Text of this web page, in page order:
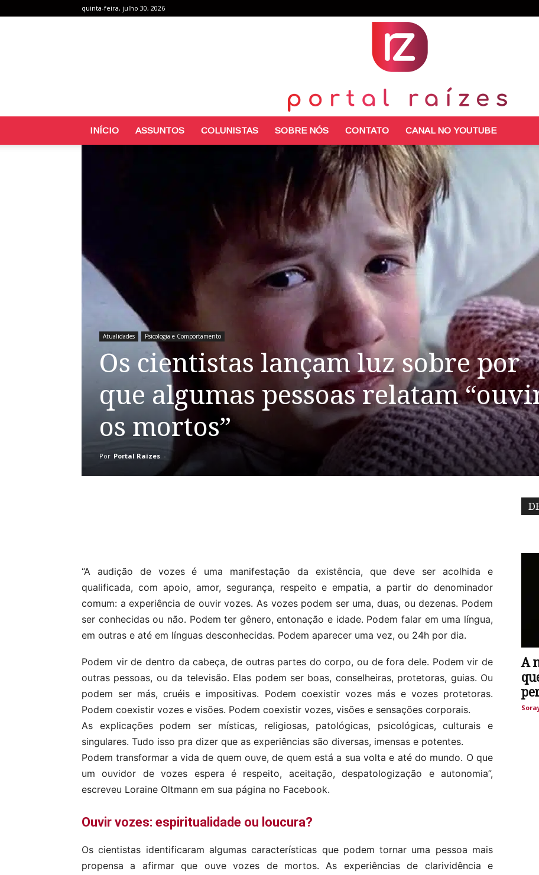
quinta-feira, julho 30, 2026
Portal
Raízes
INÍCIO ASSUNTOS COLUNISTAS SOBRE NÓS CONTATO CANAL NO YOUTUBE
Atualidades Psicologia e Comportamento
Os cientistas lançam luz sobre por
que algumas pessoas relatam
os mortos”
Por Portal Raízes -
“A audição de vozes é uma manifestação da existência, que deve ser acolhida e
qualificada, com apoio, amor, segurança, respeito e empatia, a partir do denominador
comum: a experiência de ouvir vozes. As vozes podem ser uma, duas, ou dezenas. Podem
ser conhecidas ou não. Podem ter gênero, entonação e idade. Podem falar em uma língua,
em outras e até em línguas desconhecidas. Podem aparecer uma vez, ou 24h por dia.
Podem vir de dentro da cabeça, de outras partes do corpo, ou de fora dele. Podem vir de
outras pessoas, ou da televisão. Elas podem ser boas, conselheiras, protetoras, guias. Ou
podem ser más, cruéis e impositivas. Podem coexistir vozes más e vozes protetoras.
Podem coexistir vozes e visões. Podem coexistir vozes, visões e sensações corporais.
As explicações podem ser místicas, religiosas, patológicas, psicológicas, culturais e
singulares. Tudo isso pra dizer que as experiências são diversas, imensas e potentes.
Podem transformar a vida de quem ouve, de quem está a sua volta e até do mundo. O que
um ouvidor de vozes espera é respeito, aceitação, despatologização e autonomia”,
escreveu Loraine Oltmann em sua página no Facebook.
Ouvir vozes: espiritualidade ou loucura?
Os cientistas identificaram algumas características que podem tornar uma pessoa mais
propensa a afirmar que ouve vozes de mortos. As experiências de clarividência e
A